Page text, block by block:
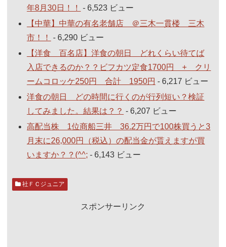
年8月30日！！
- 6,523 ビュー
【中華】中華の有名老舗店 ＠三木一貫楼 三木
市！！
- 6,290 ビュー
【洋食 百名店】洋食の朝日 どれくらい待てば
入店できるのか？？ビフカツ定食1700円 + クリ
ームコロッケ250円 合計 1950円 - 6,217 ビュー
洋食の朝日 どの時間に行くのが行列短い？検証
してみました。結果は？？ - 6,207 ビュー
高配当株 1位商船三井 36.2万円で100株買うと3
月末に26,000円（税込）の配当金が貰えますが買
いますか？？(^^; - 6,143 ビュー
社ＦＣジュニア
スポンサーリンク